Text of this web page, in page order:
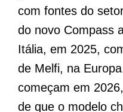
com fontes do
do novo Compass
Itália, em 2025,
de Melfi, na
começam em
de que o modelo